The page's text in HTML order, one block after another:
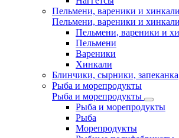
Пельмени, вареники и хинкали
Пельмени, вареники и хинкали
Пельмени, вареники и
Пельмени
Вареники
Хинкали
Блинчики, сырники, запеканка
Рыба и морепродукты
Рыба и морепродукты
Рыба и морепродукты
Рыба
Морепродукты